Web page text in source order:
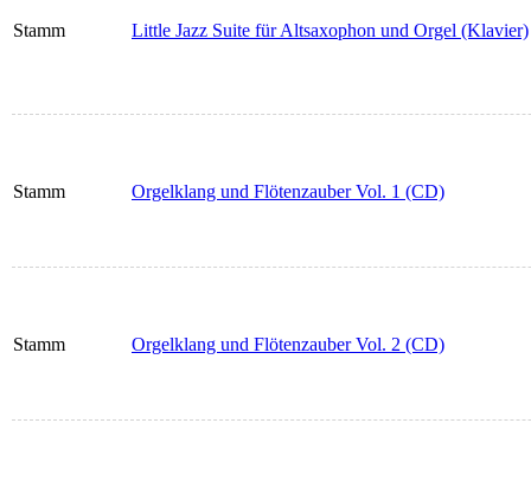
Stamm Little Jazz Suite für Altsaxophon und Orgel (Klavier)
Stamm Orgelklang und Flötenzauber Vol. 1 (CD)
Stamm Orgelklang und Flötenzauber Vol. 2 (CD)